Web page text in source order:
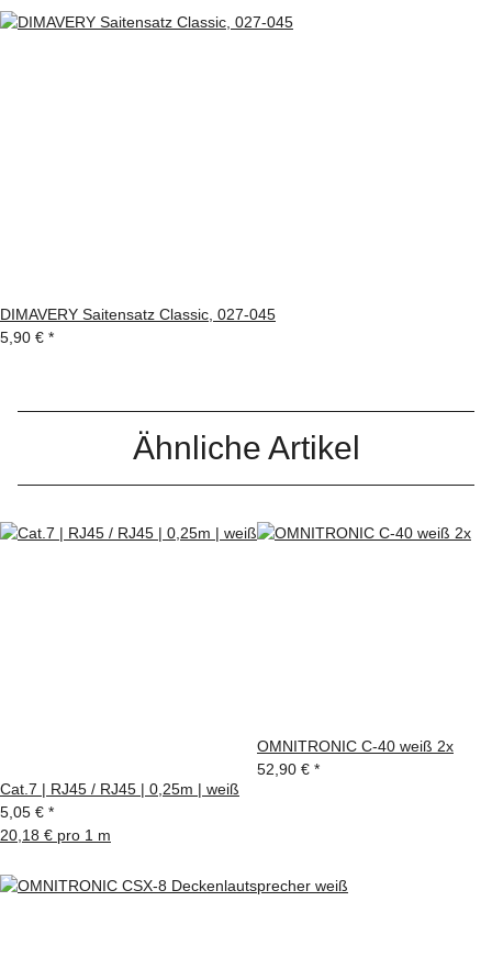
DIMAVERY Saitensatz Classic, 027-045
5,90 € *
Ähnliche Artikel
Cat.7 | RJ45 / RJ45 | 0,25m | weiß
5,05 € *
20,18 € pro 1 m
OMNITRONIC C-40 weiß 2x
52,90 € *